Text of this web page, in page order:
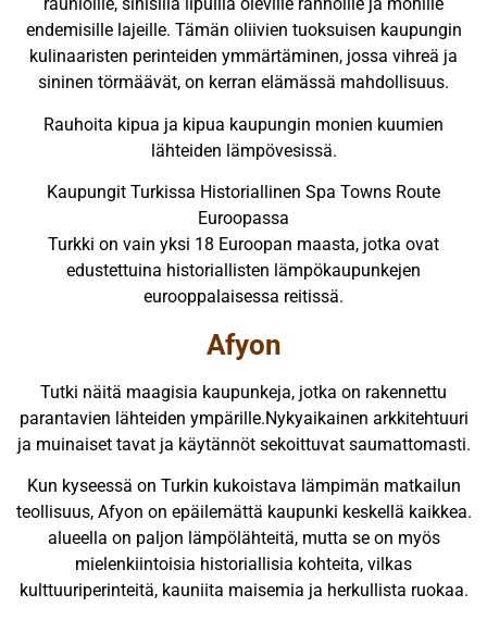
raunioille, sinisillä lipuilla oleville rannoille ja monille
endemisille lajeille. Tämän oliivien tuoksuisen kaupungin
kulinaaristen perinteiden ymmärtäminen, jossa vihreä ja
sininen törmäävät, on kerran elämässä mahdollisuus.
Rauhoita kipua ja kipua kaupungin monien kuumien
lähteiden lämpövesissä.
Kaupungit Turkissa Historiallinen Spa Towns Route
Euroopassa
Turkki on vain yksi 18 Euroopan maasta, jotka ovat
edustettuina historiallisten lämpökaupunkejen
eurooppalaisessa reitissä.
Afyon
Tutki näitä maagisia kaupunkeja, jotka on rakennettu
parantavien lähteiden ympärille.Nykyaikainen arkkitehtuuri
ja muinaiset tavat ja käytännöt sekoittuvat saumattomasti.
Kun kyseessä on Turkin kukoistava lämpimän matkailun
teollisuus, Afyon on epäilemättä kaupunki keskellä kaikkea.
alueella on paljon lämpölähteitä, mutta se on myös
mielenkiintoisia historiallisia kohteita, vilkas
kulttuuriperinteitä, kauniita maisemia ja herkullista ruokaa.